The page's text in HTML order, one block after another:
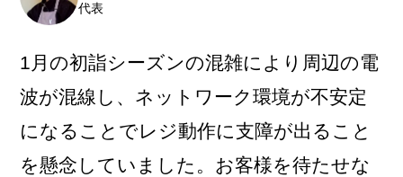
代表
1月の初詣シーズンの混雑により周辺の電
波が混線し、ネットワーク環境が不安定
になることでレジ動作に支障が出ること
を懸念していました。お客様を待たせな